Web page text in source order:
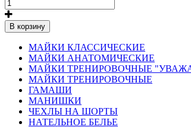
В корзину
МАЙКИ КЛАССИЧЕСКИЕ
МАЙКИ АНАТОМИЧЕСКИЕ
МАЙКИ ТРЕНИРОВОЧНЫЕ
МАЙКИ ТРЕНИРОВОЧНЫЕ
ГАМАШИ
МАНИШКИ
ЧЕХЛЫ НА ШОРТЫ
НАТЕЛЬНОЕ БЕЛЬЕ